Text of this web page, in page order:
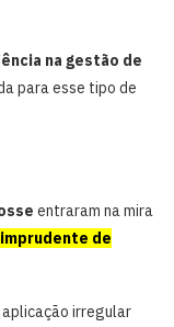
na gestão de
para esse tipo de
entraram na mira
de
aplicação irregular